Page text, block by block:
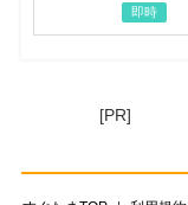
即時
[PR]